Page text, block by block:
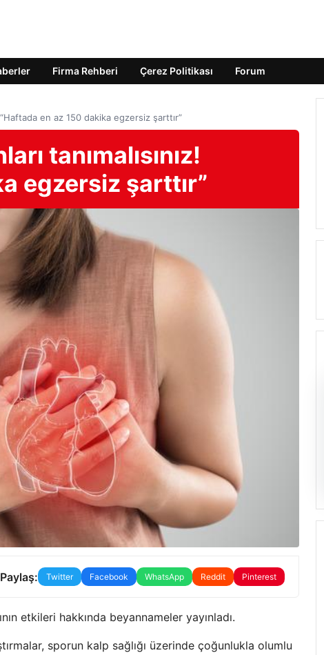
Firma Rehberi Çerez Politikası Forum
“Haftada en az 150 dakika egzersiz şarttır”
tanımalısınız!
egzersiz şarttır”
Paylaş: Twitter Facebook WhatsApp Reddit Pinterest
etkileri hakkında beyannameler yayınladı.
sporun kalp sağlığı üzerinde çoğunlukla olumlu